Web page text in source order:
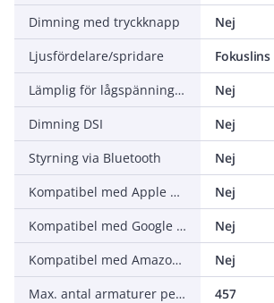
Dimning med tryckknapp
Nej
Ljusfördelare/spridare
Fokuslins
Lämplig för lågspänningssystem
Nej
Dimning DSI
Nej
Styrning via Bluetooth
Nej
Kompatibel med Apple HomeKit
Nej
Kompatibel med Google Assistant
Nej
Kompatibel med Amazon Alexa
Nej
Max. antal armaturer per automatsäkring C16 (MCB)
457